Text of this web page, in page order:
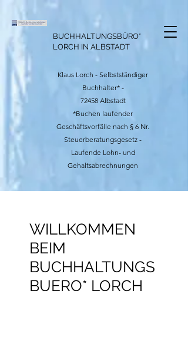
BUCHHALTUNGSBÜRO*
LORCH IN ALBSTADT
Klaus Lorch - Selbstständiger
Buchhalter* -
72458 Albstadt
*Buchen laufender
Geschäftsvorfälle nach § 6 Nr.
Steuerberatungsgesetz -
Laufende Lohn- und
Gehaltsabrechnungen
WILLKOMMEN
BEIM
BUCHHALTUNGS
BUERO* LORCH